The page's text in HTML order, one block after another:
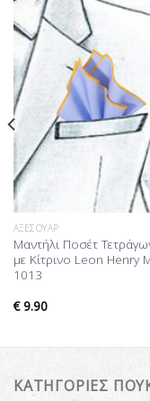
ΑΞΕΣΟΥΆΡ
Μαντήλι Ποσέτ
με Κίτρινο Leon Henry
1013
€9.90
ΚΑΤΗΓΟΡΙΕΣ